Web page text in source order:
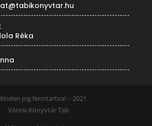
Réka
jog fenntartva! – 2021
Városi Könyvtár Tab